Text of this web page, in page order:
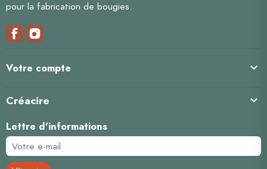
pour la fabrication de bougies.
Votre compte 
Créacire 
Lettre d'informations